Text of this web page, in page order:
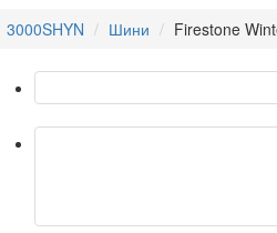
3000SHYN
Шини Firestone